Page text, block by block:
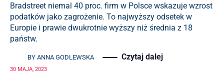
Bradstreet niemal 40 proc. firm w Polsce wskazuje wzrost
podatków jako zagrożenie. To najwyższy odsetek w
Europie i prawie dwukrotnie wyższy niż średnia z 18
państw.
BY ANNA GODLEWSKA Czytaj dalej
30 MAJA, 2023